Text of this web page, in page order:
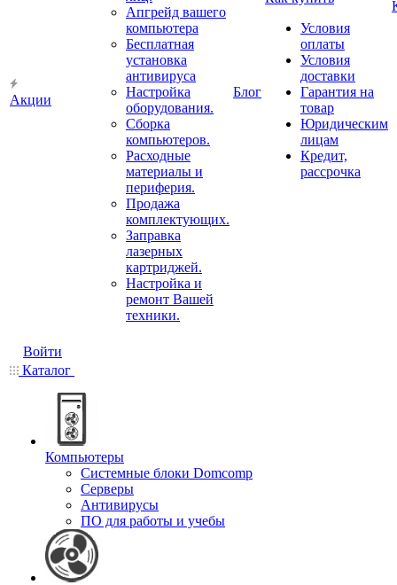
Акции
Апгрейд вашего
компьютера
Бесплатная
установка
антивируса
Настройка
оборудования.
Сборка
компьютеров.
Расходные
материалы и
периферия.
Продажа
комплектующих.
Заправка
лазерных
картриджей.
Настройка и
ремонт Вашей
техники.
Блог
Условия
оплаты
Условия
доставки
Гарантия на
товар
Юридическим
лицам
Кредит,
рассрочка
Войти
Каталог
Компьютеры
Системные блоки Domcomp
Серверы
Антивирусы
ПО для работы и учебы